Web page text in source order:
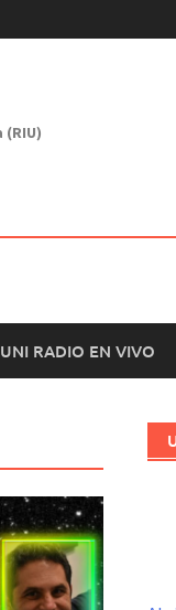
UNI RADIO EN VIVO